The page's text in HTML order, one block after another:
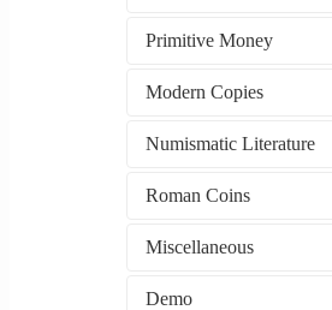
Primitive Money
Modern Copies
Numismatic Literature
Roman Coins
Miscellaneous
Demo